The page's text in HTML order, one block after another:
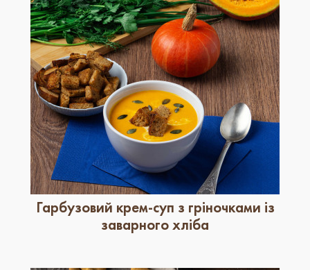
Гарбузовий крем-суп з гріночками із
заварного хліба